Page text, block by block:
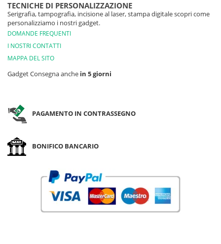
TECNICHE DI PERSONALIZZAZIONE
Serigrafia, tampografia, incisione al laser, stampa digitale scopri come
personalizziamo i nostri gadget.
DOMANDE FREQUENTI
I NOSTRI CONTATTI
MAPPA DEL SITO
Gadget Consegna anche in 5 giorni
PAGAMENTO IN CONTRASSEGNO
BONIFICO BANCARIO